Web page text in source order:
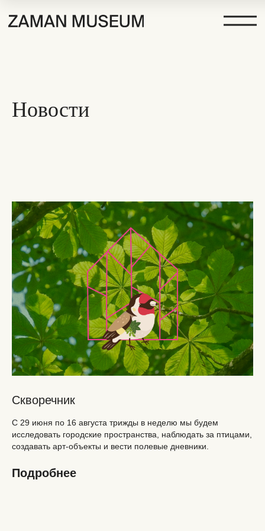
Новости
Скворечник
С 29 июня по 16 августа трижды в неделю мы будем
исследовать городские пространства, наблюдать за птицами,
создавать арт-объекты и вести полевые дневники.
Подробнее